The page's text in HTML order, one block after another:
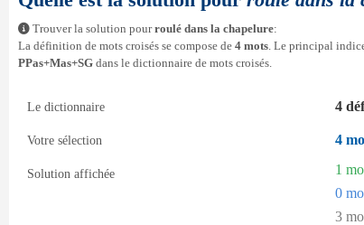
Trouver la solution pourroulé dans la chapelure:
La définition de mots croisés se compose de 4 mots. Le principal
PPas+Mas+SG dans le dictionnaire de mots croisés.
Le dictionnaire 4
Votre sélection 4
Solution affichée
1
0
3